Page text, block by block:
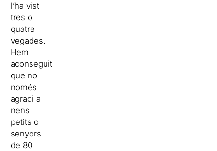
l’ha vist
tres o
quatre
vegades.
Hem
aconseguit
que no
només
agradi a
nens
petits o
senyors
de 80